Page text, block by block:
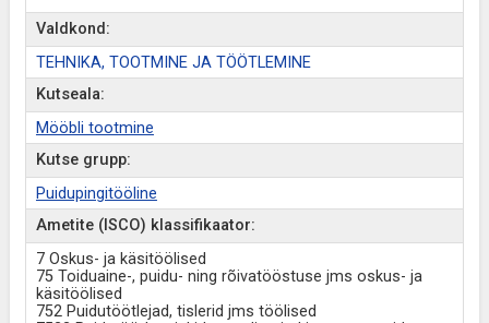
Valdkond:
TEHNIKA, TOOTMINE JA TÖÖTLEMINE
Kutseala:
Mööbli tootmine
Kutse grupp:
Puidupingitööline
Ametite (ISCO) klassifikaator:
7 Oskus- ja käsitöölised
75 Toiduaine-, puidu- ning rõivatööstuse jms oskus- ja
käsitöölised
752 Puidutöötlejad, tislerid jms töölised